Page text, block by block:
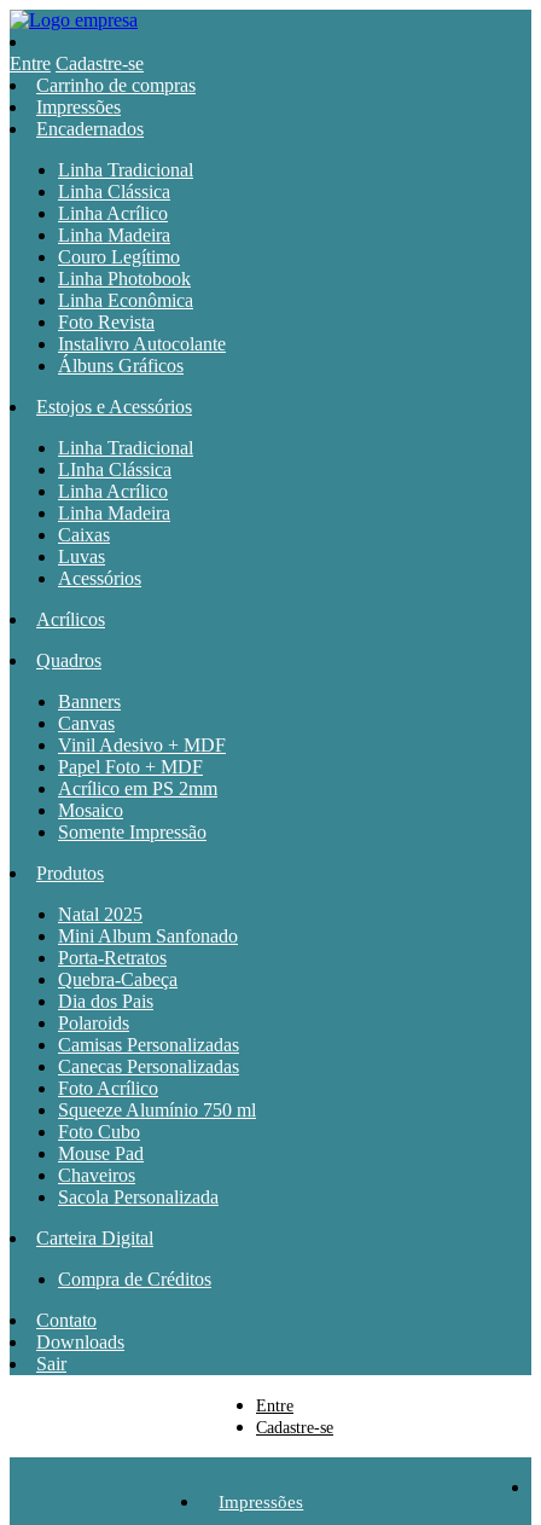
Entre Cadastre-se
Carrinho de compras
Impressões
Encadernados
Linha Tradicional
Linha Clássica
Linha Acrílico
Linha Madeira
Couro Legítimo
Linha Photobook
Linha Econômica
Foto Revista
Instalivro Autocolante
Álbuns Gráficos
Estojos e Acessórios
Linha Tradicional
LInha Clássica
Linha Acrílico
Linha Madeira
Caixas
Luvas
Acessórios
Acrílicos
Quadros
Banners
Canvas
Vinil Adesivo + MDF
Papel Foto + MDF
Acrílico em PS 2mm
Mosaico
Somente Impressão
Produtos
Natal 2025
Mini Album Sanfonado
Porta-Retratos
Quebra-Cabeça
Dia dos Pais
Polaroids
Camisas Personalizadas
Canecas Personalizadas
Foto Acrílico
Squeeze Alumínio 750 ml
Foto Cubo
Mouse Pad
Chaveiros
Sacola Personalizada
Carteira Digital
Compra de Créditos
Contato
Downloads
Sair
Entre
Cadastre-se
Impressões